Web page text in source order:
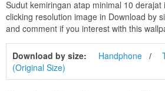
Sudut kemiringan atap minimal 10
clicking resolution image in Download by
and comment if you interest with this
Download by size: Handphone
(Original Size)